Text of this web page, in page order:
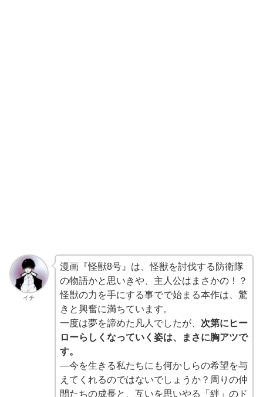
イチ
漫画『怪獣8号』は、怪獣を討伐する防衛隊
の物語かと思いきや、主人公はまさかの！？
怪獣の力を手にする事でで始まる本作は、驚
きと興奮に満ちています。
一度は夢を諦めた凡人でしたが、 次第にヒー
ローらしくなっていく姿は、まさに胸アツで
す。
―今を生きる私たちにも何かしらの希望を与
えてくれるのではないでしょうか？周りの仲
間たちの成長と、互いを思いやる「絆」のド